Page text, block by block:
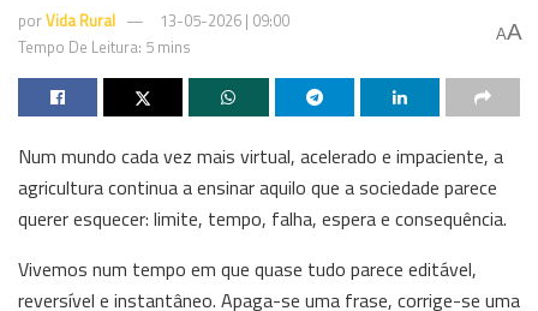
porVida Rural
13-05-2026 | 09:00
Tempo De Leitura: 5 mins
AA
Num mundo cada vez mais virtual, acelerado e impaciente, a
agricultura continua a ensinar aquilo que a sociedade parece
querer esquecer: limite, tempo, falha, espera e consequência.
Vivemos num tempo em que quase tudo parece editável,
reversível e instantâneo. Apaga-se uma frase, corrige-se uma